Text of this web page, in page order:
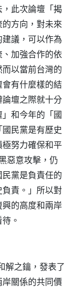
此次論壇「揭
方向，對未來
議，可以作為
加強合作的依
以當前台灣的
有什麼樣的結
壇之際就十分
和今年的「國
民黨是有歷史
努力確保和平
惡意攻擊，仍
黨是負責任的
責。」所以對
的高度和兩岸
。
解之鑰，發表了
岸關係的共同價